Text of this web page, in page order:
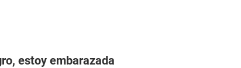
estoy embarazada